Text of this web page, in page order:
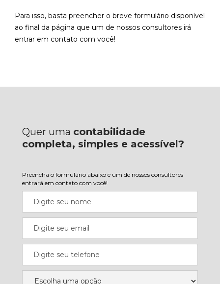
Para isso, basta preencher o breve formulário disponível
ao final da página que um de nossos consultores irá
entrar em contato com você!
Quer uma contabilidade
completa, simples e acessível?
Preencha o formulário abaixo e um de nossos consultores
entrará em contato com você!